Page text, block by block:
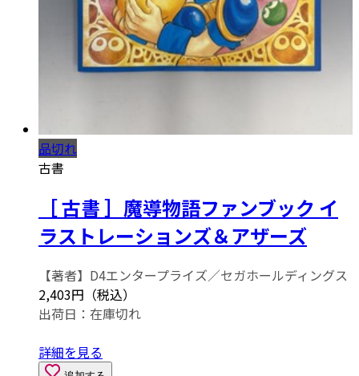
品切れ
古書
［ 古書 ］魔導物語ファンブック イ
ラストレーションズ＆アザーズ
【著者】D4エンタープライズ／セガホールディングス
2,403円（税込）
出荷日： 在庫切れ
詳細を見る